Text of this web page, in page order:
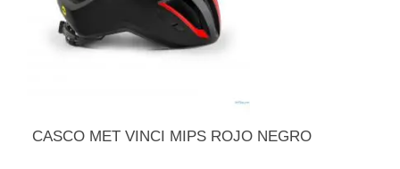
CASCO MET VINCI MIPS ROJO NEGRO